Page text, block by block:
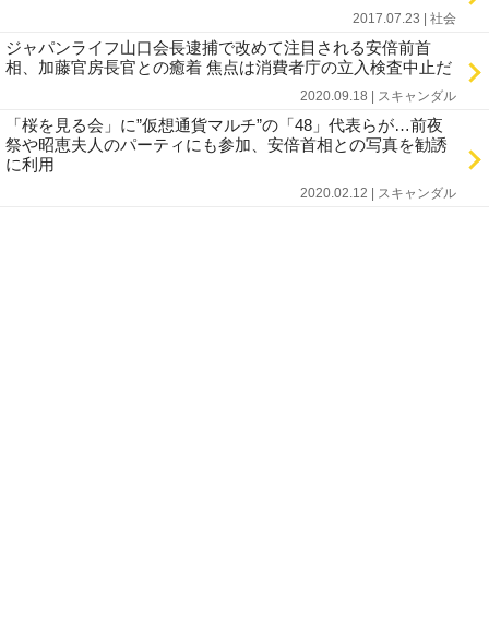
2017.07.23 | 社会
ジャパンライフ山口会長逮捕で改めて注目される安倍前首
相、加藤官房長官との癒着 焦点は消費者庁の立入検査中止だ
2020.09.18 | スキャンダル
「桜を見る会」に”仮想通貨マルチ”の「48」代表らが…前夜
祭や昭恵夫人のパーティにも参加、安倍首相との写真を勧誘
に利用
2020.02.12 | スキャンダル